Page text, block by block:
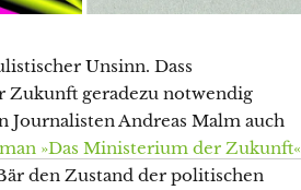
Unsinn. Dass
geradezu notwendig
Journalisten Andreas Malm auch
»Das Ministerium der Zukunft«
den Zustand der politischen